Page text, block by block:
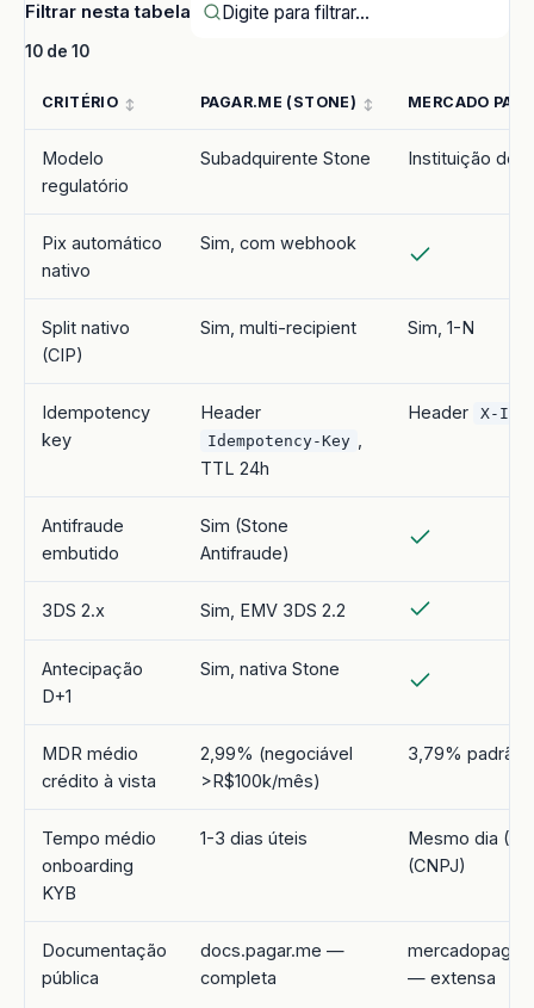
Filtrar nesta tabela
10 de 10
CRITÉRIO PAGAR.ME (STONE) MERCADO
Modelo
regulatório
Subadquirente Stone Instituição de
Pix automático
nativo
Sim, com webhook
Split nativo
(CIP)
Sim, multi-recipient Sim, 1-N
Idempotency
key
Header
Idempotency-Key
TTL 24h
Header X-
Antifraude
embutido
Sim (Stone
Antifraude)
3DS 2.x Sim, EMV 3DS 2.2
Antecipação
D+1
Sim, nativa Stone
MDR médio
crédito à vista
2,99% (negociável
>R$100k/mês)
3,79% padrão
Tempo médio
onboarding
KYB
1-3 dias úteis
Mesmo dia
(CNPJ)
Documentação
pública
docs.pagar.me —
completa
— extensa